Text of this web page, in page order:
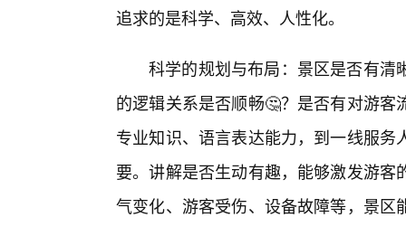
追求的是科学、高效、人性化。
科学的规划与布局：景区是否有清
的逻辑关系是否顺畅🤔？是否有对游
专业知识、语言表达能力，到一线服
要。讲解是否生动有趣，能够激发游
气变化、游客受伤、设备故障等，景